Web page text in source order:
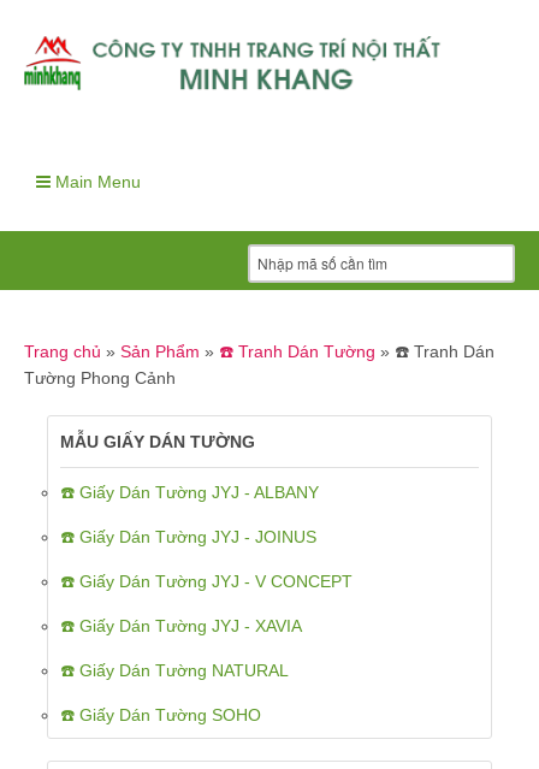
Main Menu
Trang chủ » Sản Phẩm » ☎️ Tranh Dán Tường » ☎️ Tranh Dán
Tường Phong Cảnh
MẪU GIẤY DÁN TƯỜNG
☎️ Giấy Dán Tường JYJ - ALBANY
☎️ Giấy Dán Tường JYJ - JOINUS
☎️ Giấy Dán Tường JYJ - V CONCEPT
☎️ Giấy Dán Tường JYJ - XAVIA
☎️ Giấy Dán Tường NATURAL
☎️ Giấy Dán Tường SOHO